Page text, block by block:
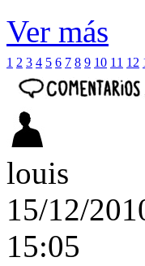
Ver más
1 2 3 4 5 6 7 8 9 10 11 12
louis
15/12/
15:05